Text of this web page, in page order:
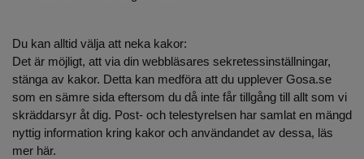
Du kan alltid välja att neka kakor:
Det är möjligt, att via din webbläsares sekretessinställningar,
stänga av kakor. Detta kan medföra att du upplever Gosa.se
som en sämre sida eftersom du då inte får tillgång till allt som vi
skräddarsyr åt dig. Post- och telestyrelsen har samlat en mängd
nyttig information kring kakor och användandet av dessa, läs
mer här.